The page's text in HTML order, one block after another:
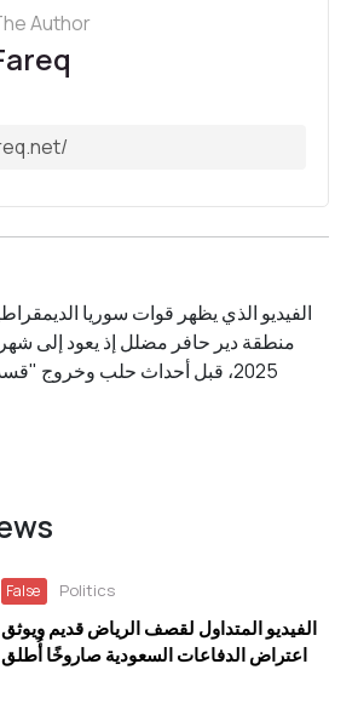
Author
الفيديو الذي يظهر قوات سوريا
منطقة دير حافر مضلل إذ يعود إلى
2025، قبل أحداث حلب وخروج
False Politics
الفيديو المتداول لقصف الرياض قديم ويوثق
اعتراض الدفاعات السعودية صاروخًا أُطلق